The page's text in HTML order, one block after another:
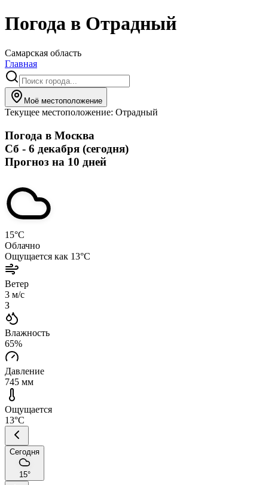
Погода в Отрадный
Самарская область
Главная
Моё местоположение
Текущее местоположение: Отрадный
Погода в Москва
Сб - 6 декабря (сегодня)
Прогноз на 10 дней
15°C
Облачно
Ощущается как 13°C
Ветер
3 м/с
З
Влажность
65%
Давление
745 мм
Ощущается
13°C
Сегодня
15°